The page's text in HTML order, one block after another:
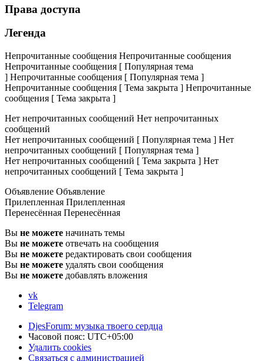
Права доступа
Легенда
Непрочитанные сообщения Непрочитанные сообщения
Непрочитанные сообщения [ Популярная тема
] Непрочитанные сообщения [ Популярная тема ]
Непрочитанные сообщения [ Тема закрыта ] Непрочитанные
сообщения [ Тема закрыта ]
Нет непрочитанных сообщений Нет непрочитанных
сообщений
Нет непрочитанных сообщений [ Популярная тема ] Нет
непрочитанных сообщений [ Популярная тема ]
Нет непрочитанных сообщений [ Тема закрыта ] Нет
непрочитанных сообщений [ Тема закрыта ]
Объявление Объявление
Прилепленная Прилепленная
Перенесённая Перенесённая
Вы не можете начинать темы
Вы не можете отвечать на сообщения
Вы не можете редактировать свои сообщения
Вы не можете удалять свои сообщения
Вы не можете добавлять вложения
vk
Telegram
DjesForum: музыка твоего сердца
Часовой пояс: UTC+05:00
Удалить cookies
Связаться с администрацией